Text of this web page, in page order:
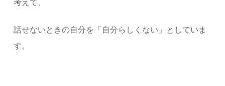
考えて、
話せないときの自分を「自分らしくない」としていま
す。